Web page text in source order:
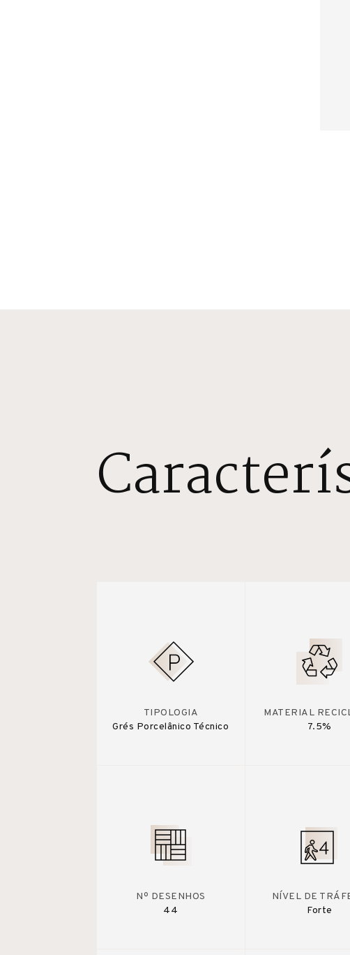
TIPOLOGIA
Grés Porcelânico Técnico
MATERIAL
7.5%
Nº DESENHOS
44
NÍVEL DE
Forte